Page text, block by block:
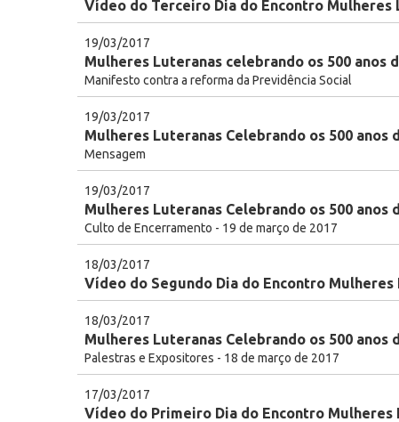
Vídeo do Terceiro Dia do Encontro Mulheres
19/03/2017
Mulheres Luteranas celebrando os 500 anos
Manifesto contra a reforma da Previdência Social
19/03/2017
Mulheres Luteranas Celebrando os 500 anos
Mensagem
19/03/2017
Mulheres Luteranas Celebrando os 500 anos
Culto de Encerramento - 19 de março de 2017
18/03/2017
Vídeo do Segundo Dia do Encontro
18/03/2017
Mulheres Luteranas Celebrando os 500 anos
Palestras e Expositores - 18 de março de 2017
17/03/2017
Vídeo do Primeiro Dia do Encontro Mulheres